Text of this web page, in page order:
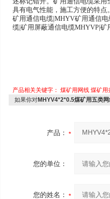
具有电气性能，施工方便的特点
矿用通信电缆|MHYV矿用通信
缆|矿用屏蔽通信电缆MHYVP|矿
产品相关关键字： 煤矿用网线 煤矿用
如果你对MHYV4*2*0.5煤矿用五类
产品：
您的单位：
您的姓名：